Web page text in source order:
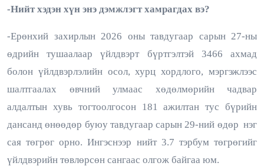
-Нийт хэдэн хүн энэ дэмжлэгт хамрагдах вэ?
-Ерөнхий захирлын 2026 оны тавдугаар сарын 27-ны
өдрийн тушаалаар үйлдвэрт бүртгэлтэй 3466 ахмад
болон үйлдвэрлэлийн осол, хурц хордлого, мэргэжлээс
шалтгаалах өвчний улмаас хөдөлмөрийн чадвар
алдалтын хувь тогтоолгосон 181 ажилтан тус бүрийн
дансанд өнөөдөр буюу тавдугаар сарын 29-ний өдөр нэг
сая төгрөг орно. Ингэснээр нийт 3.7 тэрбум төгрөгийг
үйлдвэрийн төвлөрсөн сангаас олгож байгаа юм.